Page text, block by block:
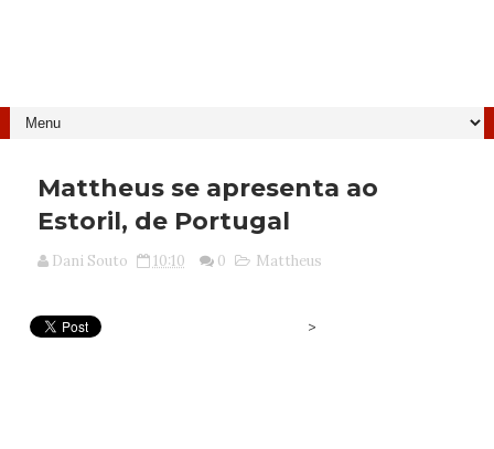
Mattheus se apresenta ao
Estoril, de Portugal
Dani Souto 10:10 0 Mattheus
>